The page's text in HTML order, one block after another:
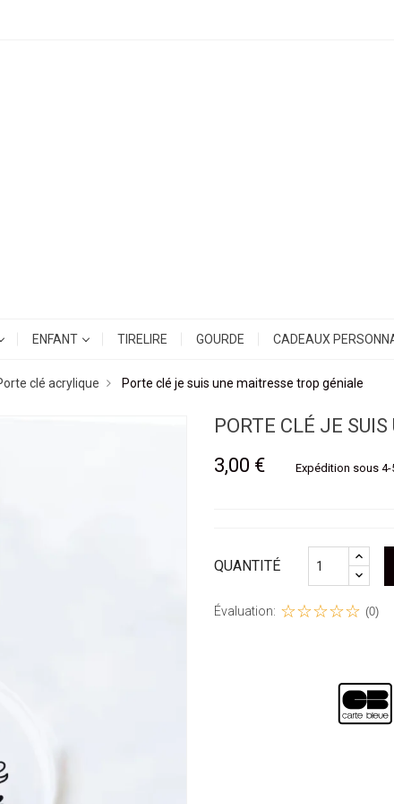
ENFANT TIRELIRE GOURDE CADEAUX
clé acrylique Porte clé je suis une maitresse trop géniale
PORTE CLÉ JE
3,00 €
Expédition sous 4-
QUANTITÉ
Évaluation: (0)